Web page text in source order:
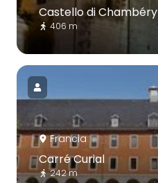
Castello di Chambéry
406 m
Francia
Carré Curial
242 m